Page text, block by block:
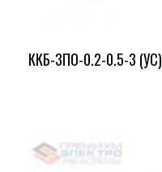
ККБ-3ПО-0.2-0.5-3 (УС)